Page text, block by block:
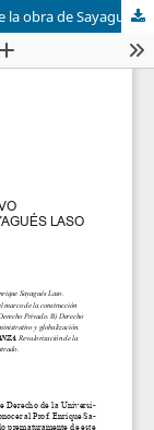
El derecho administrativo 50 años después de la obra de Sayagués Laso